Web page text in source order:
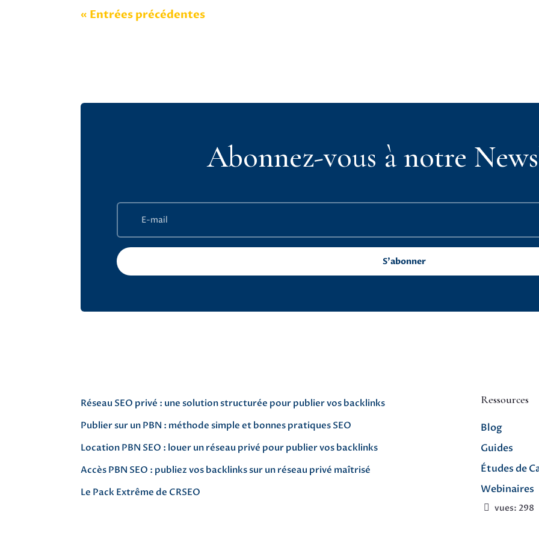
« Entrées précédentes
Abonnez-vous à notre
S'abonner
Réseau SEO privé : une solution structurée pour publier vos backlinks
Publier sur un PBN : méthode simple et bonnes pratiques SEO
Location PBN SEO : louer un réseau privé pour publier vos backlinks
Accès PBN SEO : publiez vos backlinks sur un réseau privé maîtrisé
Le Pack Extrême de CRSEO
Ressources
Blog
Guides
Études de
Webinaires
vues: 298